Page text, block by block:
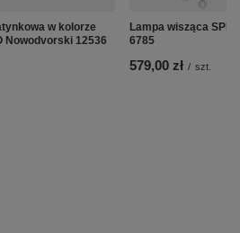
w kolorze
Nowodvorski 12536
Lampa wisząca
6785
579,00 zł / szt.